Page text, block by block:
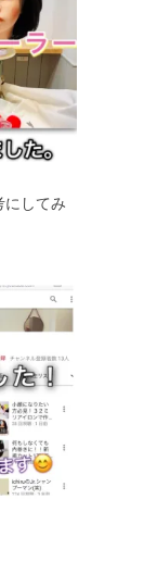
にしてみ